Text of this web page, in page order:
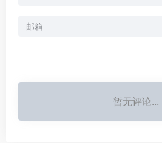
暂无评论...